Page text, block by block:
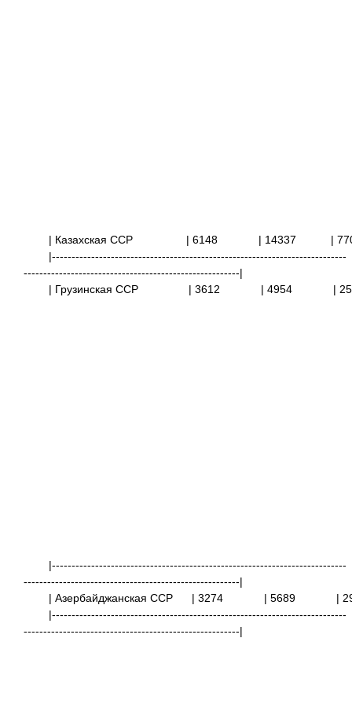
| Казахская ССР | 6148 | 14337
|
|---------------------------------------------------------------------------
-------------------------------------------------------|
| Грузинская ССР
| 3612 | 4954 |
|---------------------------------------------------------------------------
-------------------------------------------------------|
| Азербайджанская ССР
| 3274 | 5689
|
|---------------------------------------------------------------------------
-------------------------------------------------------|